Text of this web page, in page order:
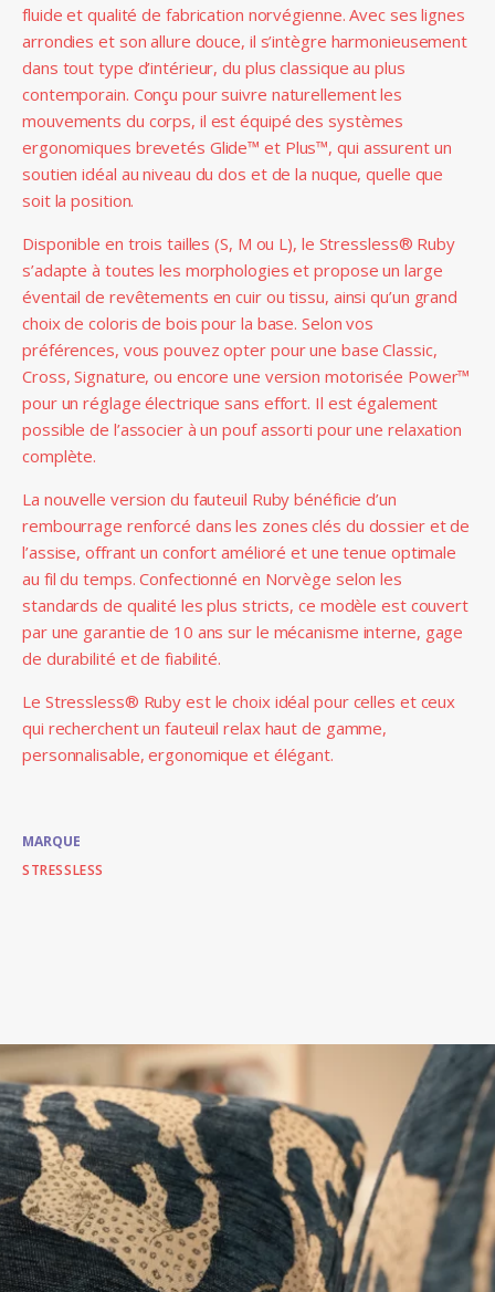
fluide et qualité de fabrication norvégienne. Avec ses lignes
arrondies et son allure douce, il s’intègre harmonieusement
dans tout type d’intérieur, du plus classique au plus
contemporain. Conçu pour suivre naturellement les
mouvements du corps, il est équipé des systèmes
ergonomiques brevetés Glide™ et Plus™, qui assurent un
soutien idéal au niveau du dos et de la nuque, quelle que
soit la position.
Disponible en trois tailles (S, M ou L), le Stressless® Ruby
s’adapte à toutes les morphologies et propose un large
éventail de revêtements en cuir ou tissu, ainsi qu’un grand
choix de coloris de bois pour la base. Selon vos
préférences, vous pouvez opter pour une base Classic,
Cross, Signature, ou encore une version motorisée Power™
pour un réglage électrique sans effort. Il est également
possible de l’associer à un pouf assorti pour une relaxation
complète.
La nouvelle version du fauteuil Ruby bénéficie d’un
rembourrage renforcé dans les zones clés du dossier et de
l’assise, offrant un confort amélioré et une tenue optimale
au fil du temps. Confectionné en Norvège selon les
standards de qualité les plus stricts, ce modèle est couvert
par une garantie de 10 ans sur le mécanisme interne, gage
de durabilité et de fiabilité.
Le Stressless® Ruby est le choix idéal pour celles et ceux
qui recherchent un fauteuil relax haut de gamme,
personnalisable, ergonomique et élégant.
MARQUE
STRESSLESS